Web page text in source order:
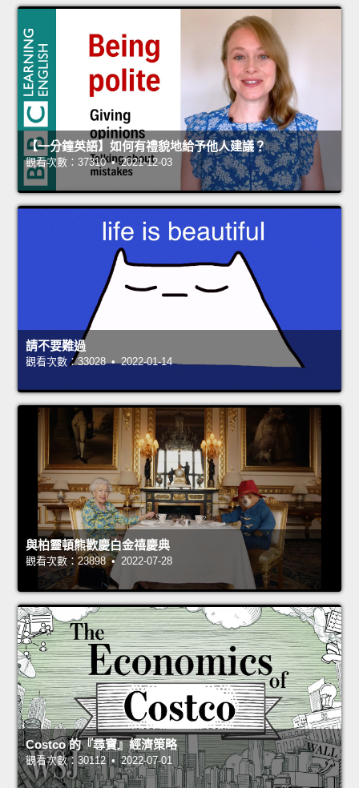
【一分鐘英語】如何有禮貌地給予他人建議？
觀看次數：37310 • 2021-12-03
請不要難過
觀看次數：33028 • 2022-01-14
與柏靈頓熊歡慶白金禧慶典
觀看次數：23898 • 2022-07-28
Costco 的『尋寶』經濟策略
觀看次數：30112 • 2022-07-01